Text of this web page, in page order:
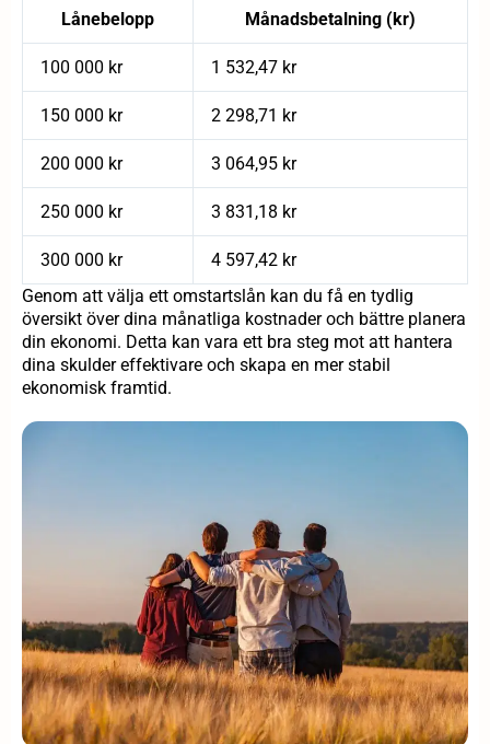
Lånebelopp Månadsbetalning (kr)
100 000 kr 1 532,47 kr
150 000 kr 2 298,71 kr
200 000 kr 3 064,95 kr
250 000 kr 3 831,18 kr
300 000 kr
4 597,42 kr
Genom att välja ett omstartslån kan du få en tydlig
översikt över dina månatliga kostnader och bättre planera
din ekonomi. Detta kan vara ett bra steg mot att hantera
dina skulder effektivare och skapa en mer stabil
ekonomisk framtid.